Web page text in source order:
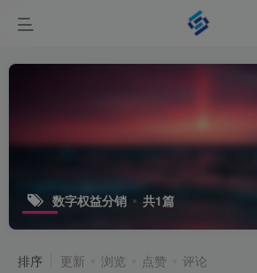
数字权益分销 共1篇
排序 更新 浏览 点赞 评论